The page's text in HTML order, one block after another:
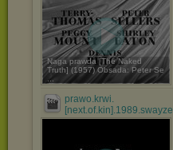
Naga prawda [The Naked
Truth] (1957) Obsada: Peter Se
...
prawo.krwi.